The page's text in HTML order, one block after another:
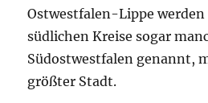
Ostwestfalen-Lippe werden
südlichen Kreise sogar
Südostwestfalen genannt,
größter Stadt.